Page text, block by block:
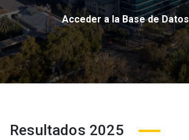
Acceder a la Base de Datos
Resultados 2025